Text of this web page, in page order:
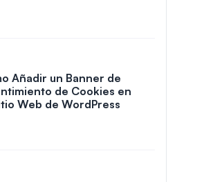
Añadir un Banner de
de Cookies en
Web de WordPress